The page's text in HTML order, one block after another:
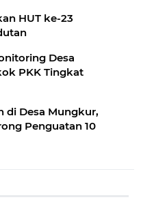
HUT ke-23
Desa
PKK Tingkat
di Desa Mungkur,
Penguatan 10